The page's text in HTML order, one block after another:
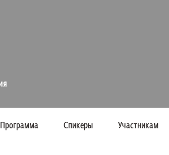
Программа Спикеры Участникам